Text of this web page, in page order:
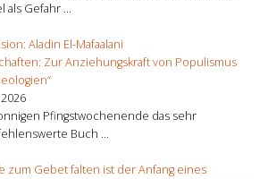
als Gefahr ...
Aladin El-Mafaalani
Zur Anziehungskraft von Populismus
Pfingstwochenende das sehr
Buch ...
zum Gebet falten ist der Anfang eines